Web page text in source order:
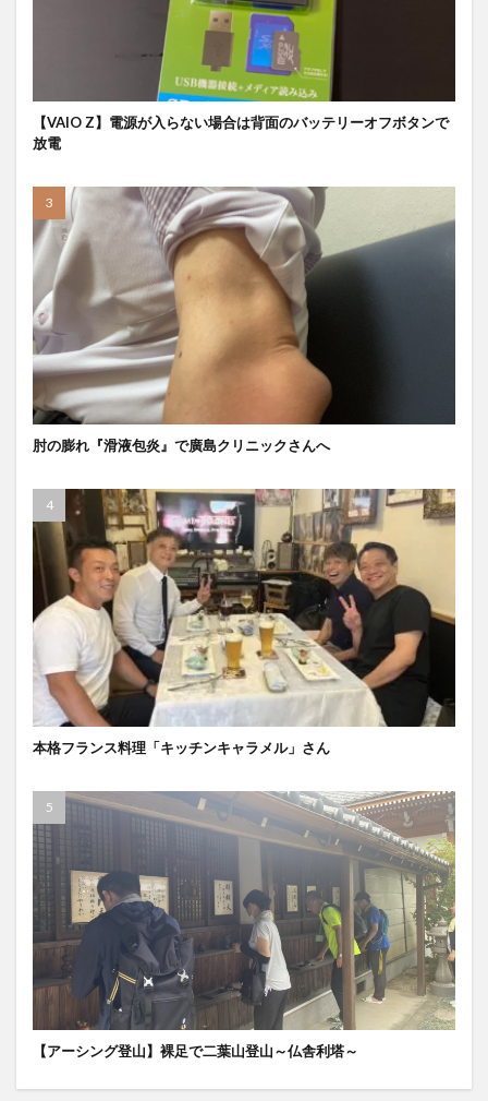
【VAIO Z】電源が入らない場合は背面のバッテリーオフボタンで
放電
肘の膨れ『滑液包炎』で廣島クリニックさんへ
本格フランス料理「キッチンキャラメル」さん
【アーシング登山】裸足で二葉山登山～仏舎利塔～